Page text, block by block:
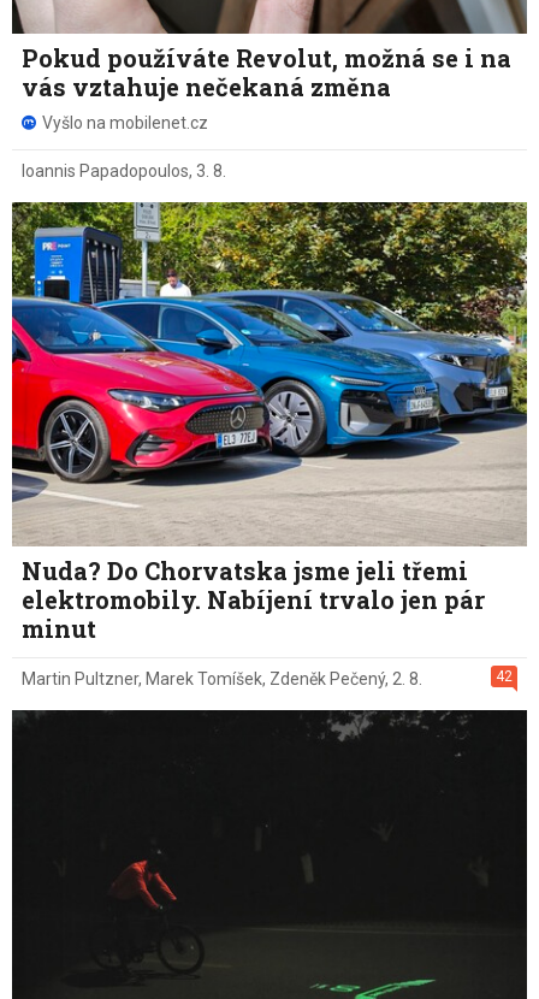
Pokud používáte Revolut, možná se i na
vás vztahuje nečekaná změna
Vyšlo na mobilenet.cz
Ioannis Papadopoulos, 3. 8.
Nuda? Do Chorvatska jsme jeli třemi
elektromobily. Nabíjení trvalo jen pár
minut
42
Martin Pultzner, Marek Tomíšek, Zdeněk Pečený, 2. 8.